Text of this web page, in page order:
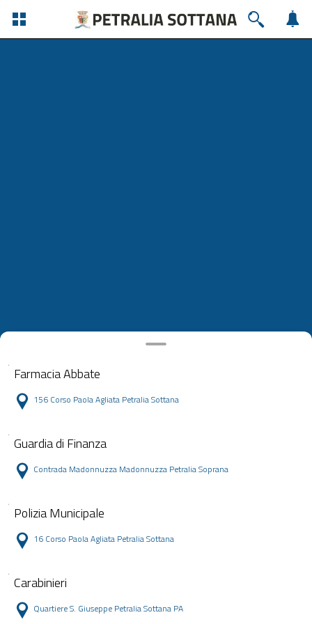
Farmacia Abbate
156 Corso Paola Agliata Petralia Sottana
Guardia di Finanza
Contrada Madonnuzza Madonnuzza Petralia Soprana
Polizia Municipale
16 Corso Paola Agliata Petralia Sottana
Carabinieri
Quartiere S. Giuseppe Petralia Sottana PA